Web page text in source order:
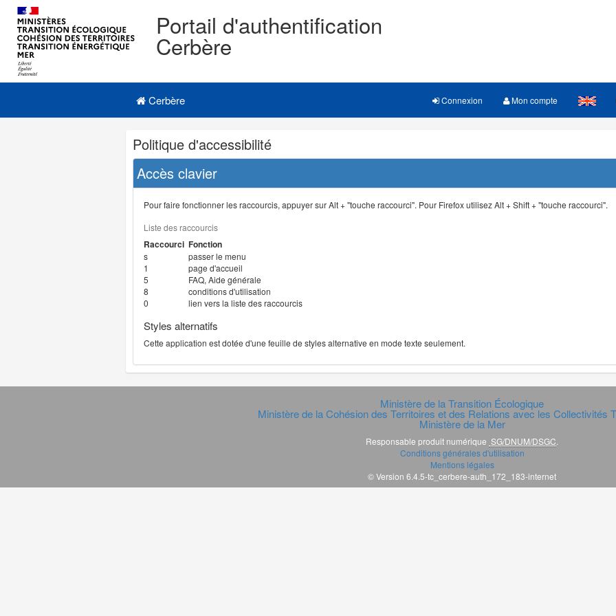
Portail d'authentification
Cerbère
Navigation
Menu principal
Cerbère Connexion Mon compte
Navigation
et
outils
annexes
Politique d'accessibilité
Accès clavier
Pour faire fonctionner les raccourcis, appuyer sur Alt + "touche raccourci". Pour Firefox utilisez Alt + Shift + "touche raccourci".
Liste des raccourcis
Raccourci Fonction
s
passer le menu
1
page d'accueil
5
FAQ, Aide générale
8
conditions d'utilisation
0
lien vers la liste des raccourcis
Styles alternatifs
Cette application est dotée d'une feuille de styles alternative en mode texte seulement.
Ministère de la Transition Écologique
Ministère de la Cohésion des Territoires et des Relations avec les Collectivités
Ministère de la Mer
Responsable produit numérique SG/DNUM/DSGC
Conditions générales d'utilisation
Mentions légales
© Version 6.4.5-tc_cerbere-auth_172_183-internet